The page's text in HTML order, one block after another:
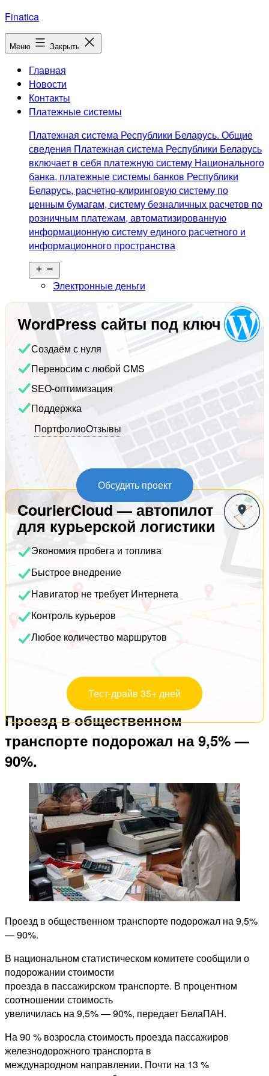
Перейти
к
содержимому
Finatica
Меню Закрыть
Главная
Новости
Контакты
Платежные системы
Платежная система Республики Беларусь. Общие
сведения Платежная система Республики Беларусь
включает в себя платежную систему Национального
банка, платежные системы банков Республики
Беларусь, расчетно-клиринговую систему по
ценным бумагам, систему безналичных расчетов по
розничным платежам, автоматизированную
информационную систему единого расчетного и
информационного пространства
меню
Электронные деньги
WordPress сайты под ключ
Создаём с нуля
Переносим с любой CMS
SEO-оптимизация
Поддержка
ПортфолиоОтзывы
Обсудить проект
CourierCloud — автопилот
для курьерской логистики
Экономия пробега и топлива
Быстрое внедрение
Навигатор не требует Интернета
Контроль курьеров
Любое количество маршрутов
Тест-драйв 35+ дней
Проезд в общественном
транспорте подорожал на 9,5% —
90%.
Проезд в общественном транспорте подорожал на 9,5%
— 90%.
В национальном статистическом комитете сообщили о
подорожании стоимости
проезда в пассажирском транспорте. В процентном
соотношении стоимость
увеличилась на 9,5% — 90%, передает БелаПАН.
На 90 % возросла стоимость проезда пассажиров
железнодорожного транспорта в
международном направлении. Почти на 13 %